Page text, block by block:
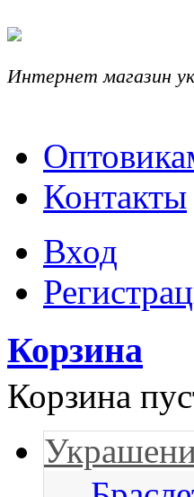
Интернет магазин
Контакты
Вход
Корзина
Корзина